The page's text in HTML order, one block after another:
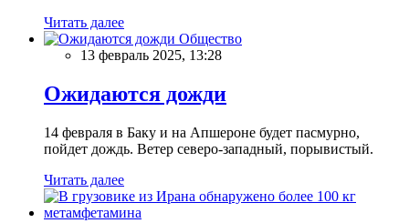
Читать далее
Общество
13 февраль 2025, 13:28
Ожидаются дожди
14 февраля в Баку и на Апшероне будет пасмурно,
пойдет дождь. Ветер северо-западный, порывистый.
Читать далее